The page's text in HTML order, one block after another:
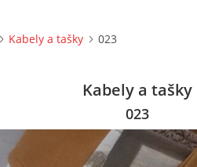
Kabely a tašky 023
Kabely a tašky
023